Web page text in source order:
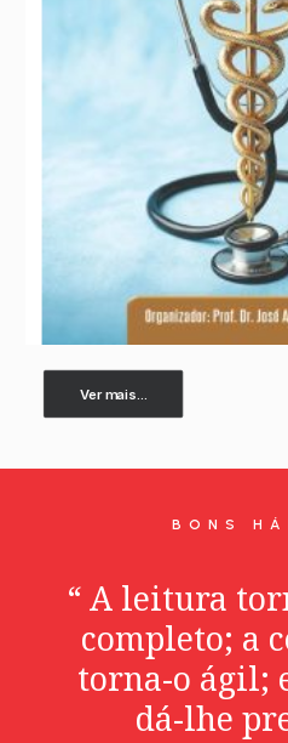
Ver mais...
BONS
“ A leitura
completo; a
torna-o ágil;
dá-lhe